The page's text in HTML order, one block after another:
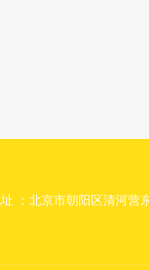
：北京市朝阳区清河营